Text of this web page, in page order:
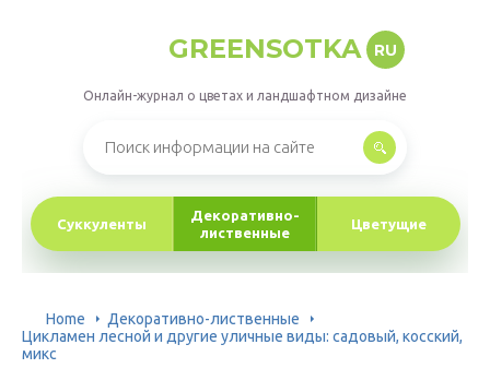
GREENSOTKA RU
Онлайн-журнал о цветах и ландшафтном дизайне
Суккуленты
Декоративно-
лиственные
Цветущие
Home
Декоративно-лиственные
Цикламен лесной и другие уличные виды: садовый, косский,
микс